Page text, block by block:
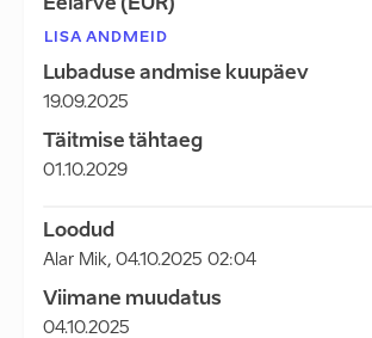
Eelarve (EUR)
LISA ANDMEID
Lubaduse andmise kuupäev
19.09.2025
Täitmise tähtaeg
01.10.2029
Loodud
Alar Mik, 04.10.2025 02:04
Viimane muudatus
04.10.2025